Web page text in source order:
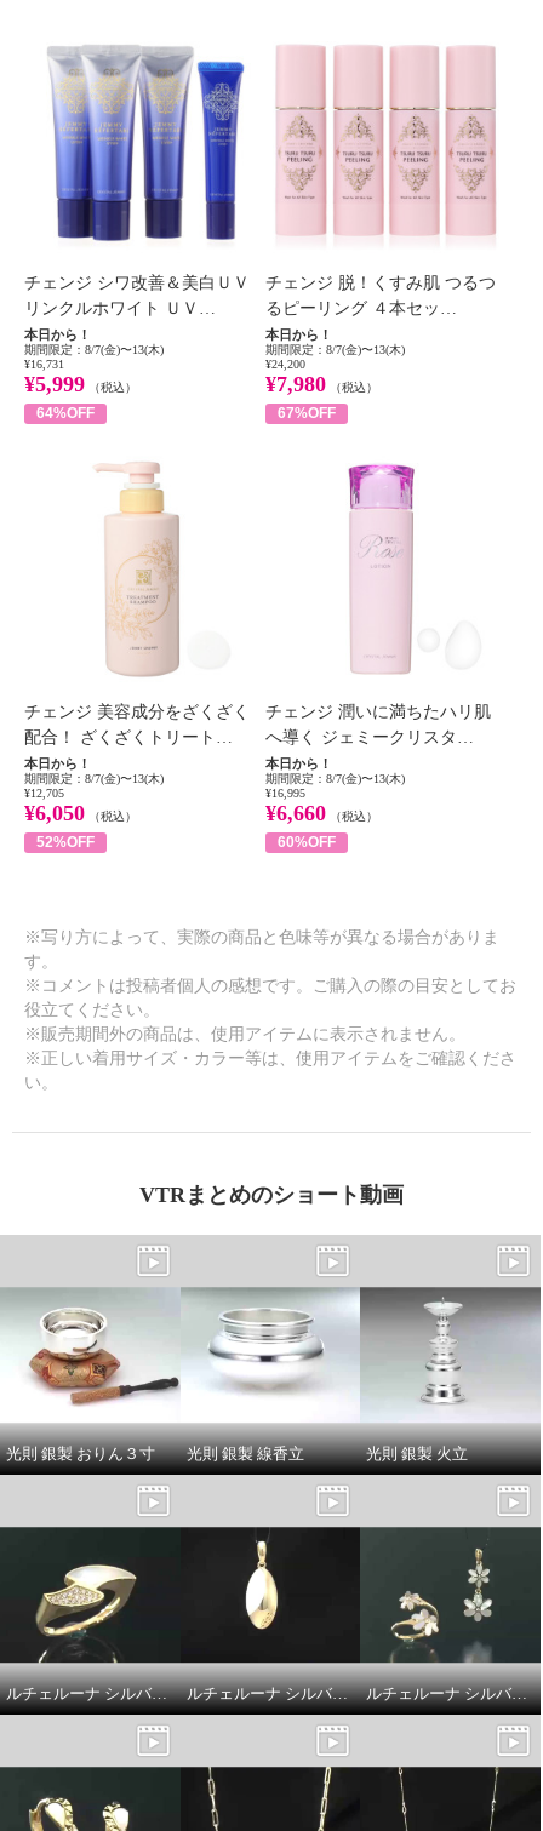
チェンジ シワ改善＆美白ＵＶ リ
ンクルホワイト ＵＶ５０＋Ｗ＆
ＥＩＩ ３．５本分セット
¥0
チェンジ 脱！くすみ肌 つるつる
ピーリング ４本セット
¥0
チェンジ シワ改善＆美白ＵＶ
リンクルホワイト ＵＶ…
本日から！
期間限定：8/7(金)〜13(木)
¥16,731
¥5,999 （税込）
64%OFF
チェンジ 脱！くすみ肌 つるつ
るピーリング ４本セッ…
本日から！
期間限定：8/7(金)〜13(木)
¥24,200
¥7,980 （税込）
67%OFF
チェンジ 美容成分をざくざく
配合！ ざくざくトリート…
本日から！
期間限定：8/7(金)〜13(木)
¥12,705
¥6,050 （税込）
52%OFF
チェンジ 潤いに満ちたハリ肌
へ導く ジェミークリスタ…
本日から！
期間限定：8/7(金)〜13(木)
¥16,995
¥6,660 （税込）
60%OFF
※写り方によって、実際の商品と色味等が異なる場合がありま
す。
※コメントは投稿者個人の感想です。ご購入の際の目安としてお
役立てください。
※販売期間外の商品は、使用アイテムに表示されません。
※正しい着用サイズ・カラー等は、使用アイテムをご確認くださ
い。
VTRまとめのショート動画
光則 銀製 おりん３寸 光則 銀製 線香立 光則 銀製 火立
ルチェルーナ シルバー マザーオブパール＆ＣＺ カーブライン コンビネーション デザインリング ルチェルーナ シルバー マザーオブパール ルナライト ドロップデザイン ペンダントトップ ルチェルーナ シルバー マザーオブパール＆ＣＺ ツインフラワー デザイン フォークリング／ペンダントトップ